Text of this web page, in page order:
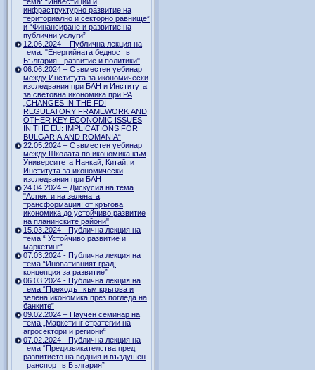
инфраструктурно развитие на
териториално и секторно равнище”
и “Финансиране и развитие на
публични услуги”
12.06.2024 – Публична лекция на
тема: "Енергийната бедност в
България - развитие и политики"
06.06.2024 – Съвместен уебинар
между Института за икономически
изследвания при БАН и Института
за световна икономика при РА
„CHANGES IN THE FDI
REGULATORY FRAMEWORK AND
OTHER KEY ECONOMIC ISSUES
IN THE EU: IMPLICATIONS FOR
BULGARIA AND ROMANIA“
22.05.2024 – Съвместен уебинар
между Школата по икономика към
Университета Нанкай, Китай, и
Института за икономически
изследвания при БАН
24.04.2024 – Дискусия на тема
"Аспекти на зелената
трансформация: от кръгова
икономика до устойчиво развитие
на планинските райони"
15.03.2024 - Публична лекция на
тема “ Устойчиво развитие и
маркетинг”
07.03.2024 - Публична лекция на
тема “Иновативният град:
концепция за развитие”
06.03.2024 - Публична лекция на
тема “Преходът към кръгова и
зелена икономика през погледа на
банките”
09.02.2024 – Научен семинар на
тема „Маркетинг стратегии на
агросектори и региони“
07.02.2024 - Публична лекция на
тема “Предизвикателства пред
развитието на водния и въздушен
транспорт в България”